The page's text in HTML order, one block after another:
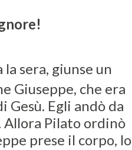
sera, giunse un
Giuseppe, che era
Egli andò da
Allora Pilato ordinò
prese il corpo, lo